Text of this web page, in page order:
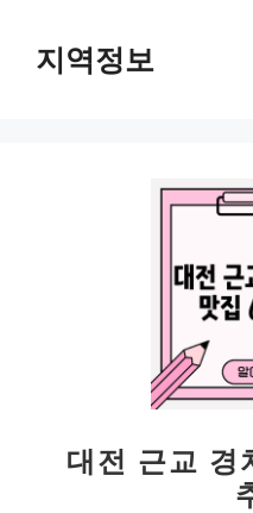
지역정보
대전 근교 경